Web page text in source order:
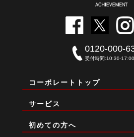
0120-000-
受付時間:10:30-
コーポレートトップ
サービス
初めての方へ